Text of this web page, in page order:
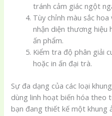
tránh cảm giác ngột
Tùy chỉnh màu sắc
nhận diện thương hiệu
ấn phẩm.
Kiểm tra độ phân giải
hoặc in ấn đại trà.
Sự đa dạng của các loại
dùng linh hoạt biến hóa theo
bạn đang thiết kế một khung